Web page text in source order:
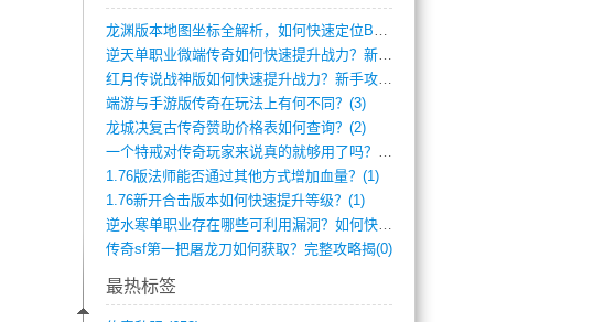
龙渊版本地图坐标全解析，如何快速定位BO(4)
逆天单职业微端传奇如何快速提升战力？新手(4)
红月传说战神版如何快速提升战力？新手攻略(3)
端游与手游版传奇在玩法上有何不同？(3)
龙城决复古传奇赞助价格表如何查询？(2)
一个特戒对传奇玩家来说真的就够用了吗？(1)
1.76版法师能否通过其他方式增加血量？(1)
1.76新开合击版本如何快速提升等级？(1)
逆水寒单职业存在哪些可利用漏洞？如何快速(1)
传奇sf第一把屠龙刀如何获取？完整攻略揭(0)
最热标签